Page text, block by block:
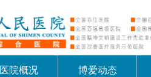
医院概况 博爱动态